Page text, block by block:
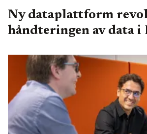
Ny dataplattform
håndteringen av data i